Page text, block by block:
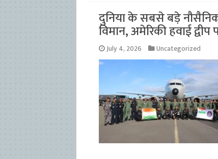
दुनिया के सबसे बड़े
विमान, अमेरिकी हवाई
July 4, 2026 Uncategorized